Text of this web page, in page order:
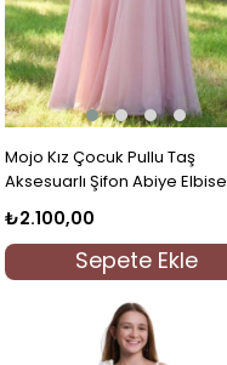
Mojo Kız Çocuk Pullu Taş
Aksesuarlı Şifon Abiye Elbise
5725 Gülkurusu
₺2.100,00
Sepete Ekle